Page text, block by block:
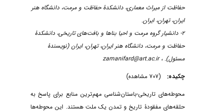
حفاظت از میراث معماری، دانشکدۀ حفاظت و مرمت، دانشگاه هنر
ایران، تهران، ایران.
۲- دانشیار گروه مرمت و احیا بناها و بافت‌های تاریخی، دانشکدۀ
حفاظت و مرمت، دانشگاه هنر ایران، تهران، ایران (نویسندۀ
مسئول). ، zamanifard@art.ac.ir
چکیده:
محوطه‌های تاریخی‌-‌باستان‌شناسی مهم‌ترین منابع برای پاسخ به
حلقه‌های مفقودۀ تاریخ و تمدن یک ملت هستند. این محوطه‌‌ها